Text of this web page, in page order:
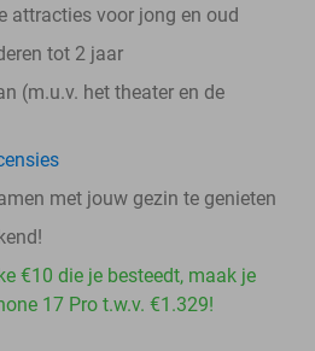
attracties voor jong en oud
tot 2 jaar
(m.u.v. het theater en de
met jouw gezin te genieten
€10 die je besteedt, maak je
17 Pro t.w.v. €1.329!